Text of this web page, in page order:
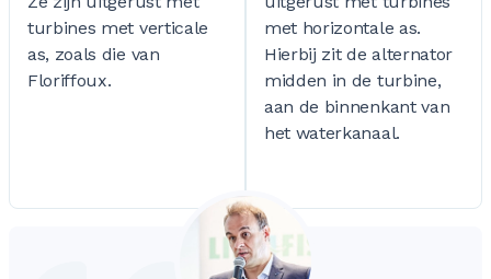
0
0
0
0
0
0
0
0
0
0
turbines met verticale
as, zoals die van
Floriffoux.
met horizontale as.
Hierbij zit de alternator
midden in de turbine,
aan de binnenkant van
het waterkanaal.